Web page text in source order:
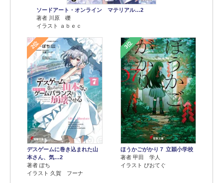
ソードアート・オンライン マテリアル…2
著者 川原 礫
イラスト ａｂｅｃ
2位
デスゲームに巻き込まれた山
本さん、気…2
著者 ぽち
イラスト 久賀 フーナ
3位
ほうかごがかり７ 立穎小学校
著者 甲田 学人
イラスト ぴおてぐ